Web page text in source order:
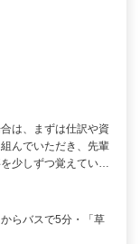
は、まずは仕訳や資
んでいただき、先輩
少しずつ覚えてい…
らバスで5分・「草